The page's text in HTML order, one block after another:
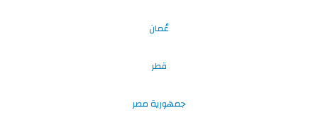
عُمان
قطر
جمهورية مصر